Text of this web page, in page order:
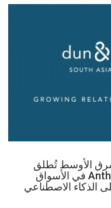
الأوسط تُطلق
تعاون دن آند برادستريت مع Anthropic في الأسواق
الذكاء الاصطناعي